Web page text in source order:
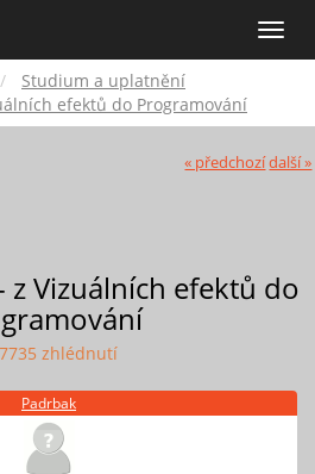
Toggle
Studium a uplatnění
efektů do Programování
« předchozídalší »
z Vizuálních efektů do
7735 zhlédnutí
Padrbak